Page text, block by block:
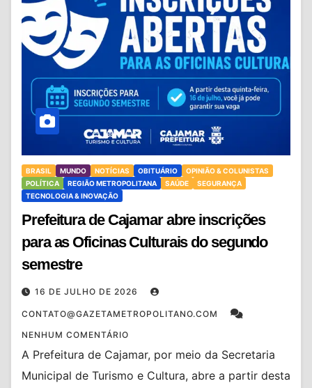
BRASIL MUNDO NOTÍCIAS OBITUÁRIO
OPINIÃO & COLUNISTAS
POLÍTICA
REGIÃO METROPOLITANA SAÚDE
SEGURANÇA
TECNOLOGIA & INOVAÇÃO
Prefeitura de Cajamar abre inscrições
para as Oficinas Culturais do segundo
semestre
16 DE JULHO DE 2026
CONTATO@GAZETAMETROPOLITANO.COM
NENHUM COMENTÁRIO
A Prefeitura de Cajamar, por meio da Secretaria
Municipal de Turismo e Cultura, abre a partir desta